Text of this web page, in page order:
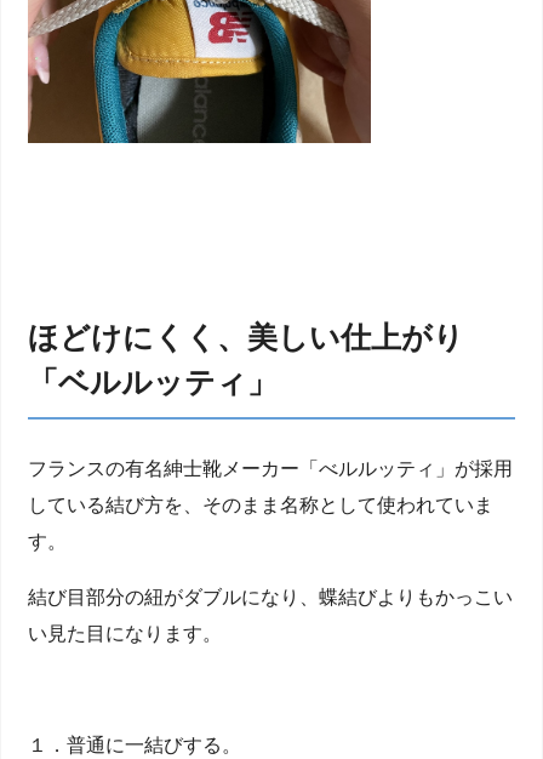
ほどけにくく、美しい仕上がり
「ベルルッティ」
フランスの有名紳士靴メーカー「べルルッティ」が採用
している結び方を、そのまま名称として使われていま
す。
結び目部分の紐がダブルになり、蝶結びよりもかっこい
い見た目になります。
１．普通に一結びする。